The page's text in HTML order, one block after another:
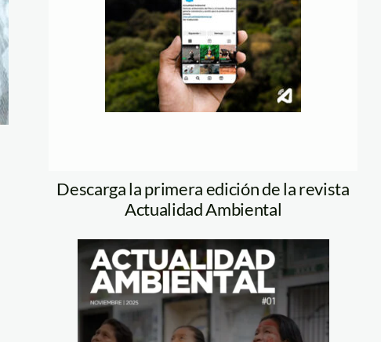
Descarga la primera edición de la revista
Actualidad Ambiental